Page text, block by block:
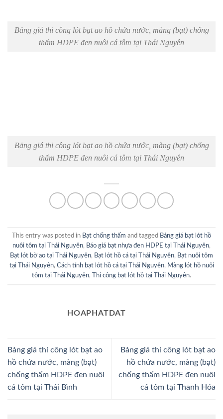
Bảng giá thi công lót bạt ao hồ chứa nước, màng (bạt) chống
thấm HDPE đen nuôi cá tôm tại Thái Nguyên
Bảng giá thi công lót bạt ao hồ chứa nước, màng (bạt) chống
thấm HDPE đen nuôi cá tôm tại Thái Nguyên
This entry was posted in Bạt chống thấm and tagged Bảng giá bạt lót hồ
nuôi tôm tại Thái Nguyên, Báo giá bạt nhựa đen HDPE tại Thái Nguyên,
Bạt lót bờ ao tại Thái Nguyên, Bạt lót hồ cá tại Thái Nguyên, Bạt nuôi tôm
tại Thái Nguyên, Cách tính bạt lót hồ cá tại Thái Nguyên, Màng lót hồ nuôi
tôm tại Thái Nguyên, Thi công bạt lót hồ tại Thái Nguyên.
HOAPHATDAT
Bảng giá thi công lót bạt ao
hồ chứa nước, màng (bạt)
chống thấm HDPE đen nuôi
cá tôm tại Thái Bình
Bảng giá thi công lót bạt ao
hồ chứa nước, màng (bạt)
chống thấm HDPE đen nuôi
cá tôm tại Thanh Hóa